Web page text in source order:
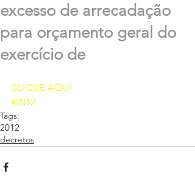
excesso de arrecadação
para orçamento geral do
exercício de
CLIQUE AQUI
#2012
Tags:
2012
decretos